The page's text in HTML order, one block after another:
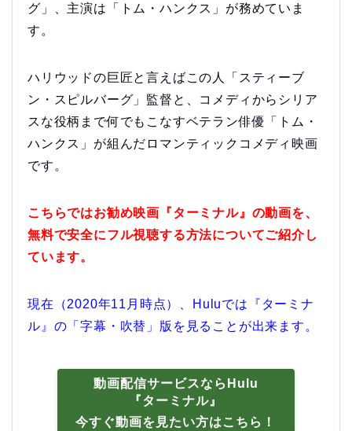
グ」、主演は「トム・ハンクス」が務めていま
す。
ハリウッドの巨匠と言えばこの人「スティーブ
ン・スピルバーグ」監督と、コメディからシリア
スな役柄まで何でもこなすベテラン俳優「トム・
ハンクス」が組んだロマンティックコメディ映画
です。
こちらではお勧め映画『ターミナル』の動画を、
無料で安全にフル視聴する方法についてご紹介し
ています。
現在（2020年11月時点）、Huluでは『ターミナ
ル』の「字幕・吹替」版を見ることが出来ます。
動画配信サービスならHulu
『ターミナル』
今すぐ動画を見たい方はこちら！